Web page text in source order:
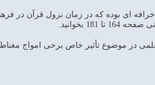
ای بوده که در زمان نزول قرآن در
بخوانید.
در موضوع تأثیر خاص برخی امواج